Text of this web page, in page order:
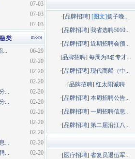
·[品牌招聘] [图文]扬子晚...
·[品牌招聘]我省选聘5010...
·[品牌招聘]近期招聘会预...
·[品牌招聘]每周为8名专才...
·[品牌招聘]现代商船（中...
·[品牌招聘] 红太阳诚聘
·[品牌招聘]本周招聘公告...
·[品牌招聘]一周招聘信息...
·[品牌招聘]第二届沿江八...
·[医疗招聘]省复员退伍军...
07-03
07-03
07-03
more
类
06-29
...
02-20
02-20
02-20
02-20
...
02-20
...
02-20
02-20
02-20
02-20
...
02-20
...